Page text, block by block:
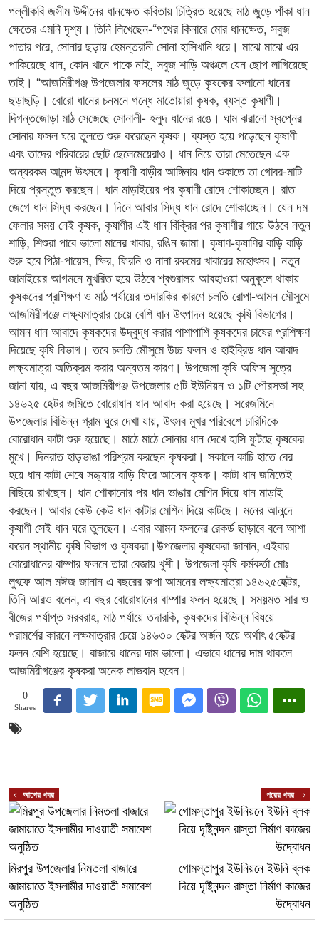
পল্লীকবি জসীম উদ্দীনের ধানক্ষেত কবিতায় চিত্রিত হয়েছে মাঠ জুড়ে পাঁকা ধান
ক্ষেতের এমনি দৃশ্য। তিনি লিখেছেন-“পথের কিনারে মোর ধানক্ষেত, সবুজ
পাতার পরে, সোনার ছড়ায় হেমন্তরানী সোনা হাসিখানি ধরে। মাঝে মাঝে এর
পাকিয়েছে ধান, কোন খানে পাকে নাই, সবুজ শাড়ি অঞ্চলে যেন ছোপ লাগিয়েছে
তাই। “আজমিরীগঞ্জ উপজেলার ফসলের মাঠ জুড়ে কৃষকের ফলানো ধানের
ছড়াছড়ি। বোরো ধানের চনমনে গন্ধে মাতোয়ারা কৃষক, ব্যস্ত কৃষাণী।
দিগন্তজোড়া মাঠ সেজেছে সোনালী- হলুদ ধানের রঙে। ঘাম ঝরানো স্বপ্নের
সোনার ফসল ঘরে তুলতে শুরু করেছেন কৃষক। ব্যস্ত হয়ে পড়েছেন কৃষাণী
এবং তাদের পরিবারের ছোট ছেলেমেয়েরাও। ধান নিয়ে তারা মেতেছেন এক
অন্যরকম আনন্দ উৎসবে। কৃষাণী বাড়ীর আঙ্গিনায় ধান শুকাতে তা গোবর-মাটি
দিয়ে প্রস্তুত করছেন। ধান মাড়াইয়ের পর কৃষাণী রোদে শোকাচ্ছেন। রাত
জেগে ধান সিদ্ধ করছেন। দিনে আবার সিদ্ধ ধান রোদে শোকাচ্ছেন। যেন দম
ফেলার সময় নেই কৃষক, কৃষাণীর এই ধান বিক্রির পর কৃষাণীর গায়ে উঠবে নতুন
শাড়ি, শিশুরা পাবে ভালো মানের খাবার, রঙিন জামা। কৃষাণ-কৃষাণির বাড়ি বাড়ি
শুরু হবে পিঠা-পায়েস, ক্ষির, ফিরনি ও নানা রকমের খাবারের মহোৎসব। নতুন
জামাইয়ের আগমনে মুখরিত হয়ে উঠবে শ্বশুরালয় আবহাওয়া অনুকূলে থাকায়
কৃষকদের প্রশিক্ষণ ও মাঠ পর্যায়ের তদারকির কারণে চলতি রোপা-আমন মৌসুমে
আজমিরীগঞ্জে লক্ষ্যমাত্রার চেয়ে বেশি ধান উৎপাদন হয়েছে কৃষি বিভাগের।
আমন ধান আবাদে কৃষকদের উদ্বুদ্ধ করার পাশাপাশি কৃষকদের চাষের প্রশিক্ষণ
দিয়েছে কৃষি বিভাগ। তবে চলতি মৌসুমে উচ্চ ফলন ও হাইব্রিড ধান আবাদ
লক্ষ্যমাত্রা অতিক্রম করার অন্যতম কারণ। উপজেলা কৃষি অফিস সুত্রে
জানা যায়, এ বছর আজমিরীগঞ্জ উপজেলার ৫টি ইউনিয়ন ও ১টি পৌরসভা সহ
১৪৬২৫ হেক্টর জমিতে বোরোধান ধান আবাদ করা হয়েছে। সরেজমিনে
উপজেলার বিভিন্ন গ্রাম ঘুরে দেখা যায়, উৎসব মুখর পরিবেশে চারিদিকে
বোরোধান কাটা শুরু হয়েছে। মাঠে মাঠে সোনার ধান দেখে হাসি ফুটছে কৃষকের
মুখে। দিনরাত হাড়ভাঙা পরিশ্রম করছেন কৃষকরা। সকালে কাচি হাতে বের
হয়ে ধান কাটা শেষে সন্ধ্যায় বাড়ি ফিরে আসেন কৃষক। কাটা ধান জমিতেই
বিছিয়ে রাখছেন। ধান শোকানোর পর ধান ভাঙার মেশিন দিয়ে ধান মাড়াই
করছেন। আবার কেউ কেউ ধান কাটার মেশিন দিয়ে কাটছে। মনের আনন্দে
কৃষাণী সেই ধান ঘরে তুলছেন। এবার আমন ফলনের রেকর্ড ছাড়াবে বলে আশা
করেন স্থানীয় কৃষি বিভাগ ও কৃষকরা।উপজেলার কৃষকেরা জানান, এইবার
বোরোধানের বাম্পার ফলনে তারা বেজায় খুশী। উপজেলা কৃষি কর্মকর্তা মোঃ
লুৎফে আল মঈজ জানান এ বছরের রুপা আমনের লক্ষ্যমাত্রা ১৪৬২৫হেক্টর,
তিনি আরও বলেন, এ বছর বোরোধানের বাম্পার ফলন হয়েছে। সময়মত সার ও
বীজের পর্যাপ্ত সরবরাহ, মাঠ পর্যায়ে তদারকি, কৃষকদের বিভিন্ন বিষয়ে
পরামর্শের কারনে লক্ষমাত্রার চেয়ে ১৪৬৩০ হেক্টর অর্জন হয়ে অর্থাৎ ৫হেক্টর
ফলন বেশি হয়েছে। বাজারে ধানের দাম ভালো। এভাবে ধানের দাম থাকলে
আজমিরীগঞ্জের কৃষকরা অনেক লাভবান হবেন।
0
Shares
আগের খবর
মিরপুর উপজেলার নিমতলা বাজারে
জামায়াতে ইসলামীর দাওয়াতী সমাবেশ
অনুষ্ঠিত
পরের খবর
গোমস্তাপুর ইউনিয়নে ইউনি ব্লক
দিয়ে দৃষ্টিনন্দন রাস্তা নির্মাণ কাজের
উদ্বোধন